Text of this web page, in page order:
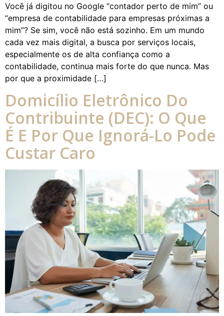
Você já digitou no Google “contador perto de mim” ou
“empresa de contabilidade para empresas próximas a
mim”? Se sim, você não está sozinho. Em um mundo
cada vez mais digital, a busca por serviços locais,
especialmente os de alta confiança como a
contabilidade, continua mais forte do que nunca. Mas
por que a proximidade […]
Domicílio Eletrônico Do
Contribuinte (DEC): O Que
É E Por Que Ignorá-Lo Pode
Custar Caro